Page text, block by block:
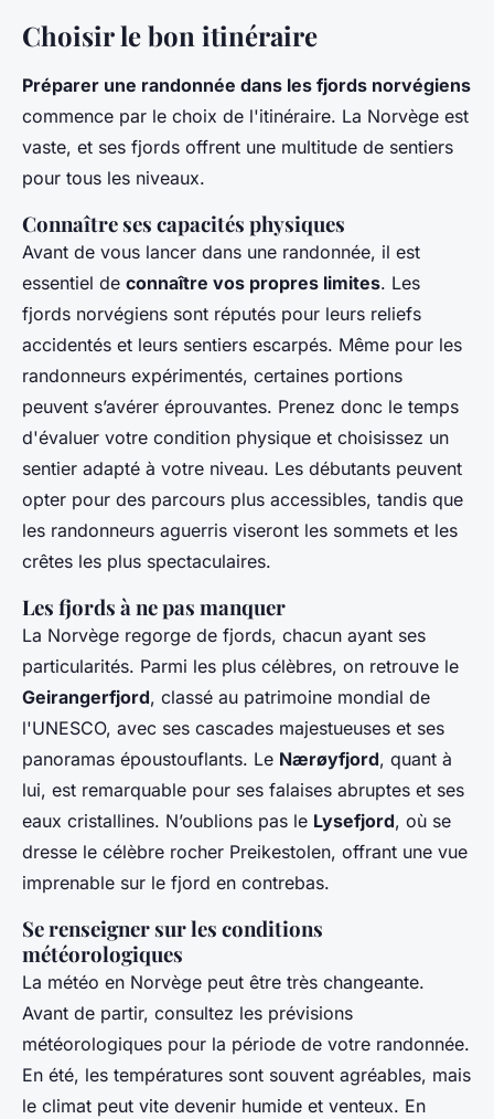
Choisir le bon itinéraire
Préparer une randonnée dans les fjords norvégiens
commence par le choix de l'itinéraire. La Norvège est
vaste, et ses fjords offrent une multitude de sentiers
pour tous les niveaux.
Connaître ses capacités physiques
Avant de vous lancer dans une randonnée, il est
essentiel de connaître vos propres limites. Les
fjords norvégiens sont réputés pour leurs reliefs
accidentés et leurs sentiers escarpés. Même pour les
randonneurs expérimentés, certaines portions
peuvent s’avérer éprouvantes. Prenez donc le temps
d'évaluer votre condition physique et choisissez un
sentier adapté à votre niveau. Les débutants peuvent
opter pour des parcours plus accessibles, tandis que
les randonneurs aguerris viseront les sommets et les
crêtes les plus spectaculaires.
Les fjords à ne pas manquer
La Norvège regorge de fjords, chacun ayant ses
particularités. Parmi les plus célèbres, on retrouve le
Geirangerfjord, classé au patrimoine mondial de
l'UNESCO, avec ses cascades majestueuses et ses
panoramas époustouflants. Le Nærøyfjord, quant à
lui, est remarquable pour ses falaises abruptes et ses
eaux cristallines. N’oublions pas le Lysefjord, où se
dresse le célèbre rocher Preikestolen, offrant une vue
imprenable sur le fjord en contrebas.
Se renseigner sur les conditions
météorologiques
La météo en Norvège peut être très changeante.
Avant de partir, consultez les prévisions
météorologiques pour la période de votre randonnée.
En été, les températures sont souvent agréables, mais
le climat peut vite devenir humide et venteux. En